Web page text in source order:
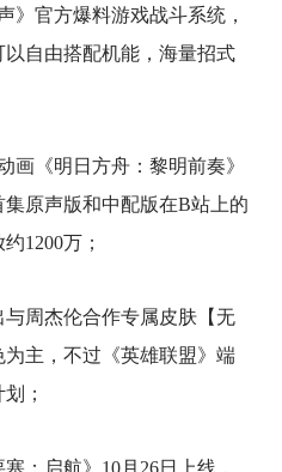
》官方爆料游戏战斗系统，
自由搭配机能，海量招式
画《明日方舟：黎明前奏》
原声版和中配版在B站上的
1200万；
周杰伦合作专属皮肤【无
主，不过《英雄联盟》端
；
：启航》10月26日上线，